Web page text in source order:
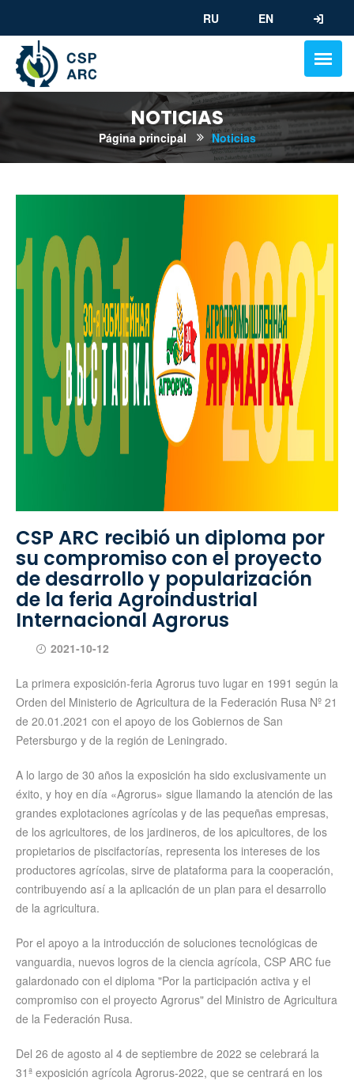
RU EN
NOTICIAS
Página principal Noticias
CSP ARC recibió un diploma por
su compromiso con el proyecto
de desarrollo y popularización
de la feria Agroindustrial
Internacional Agrorus
2021-10-12
La primera exposición-feria Agrorus tuvo lugar en 1991 según la
Orden del Ministerio de Agricultura de la Federación Rusa Nº 21
de 20.01.2021 con el apoyo de los Gobiernos de San
Petersburgo y de la región de Leningrado.
A lo largo de 30 años la exposición ha sido exclusivamente un
éxito, y hoy en día «Agrorus» sigue llamando la atención de las
grandes explotaciones agrícolas y de las pequeñas empresas,
de los agricultores, de los jardineros, de los apicultores, de los
propietarios de piscifactorías, representa los intereses de los
productores agrícolas, sirve de plataforma para la cooperación,
contribuyendo así a la aplicación de un plan para el desarrollo
de la agricultura.
Por el apoyo a la introducción de soluciones tecnológicas de
vanguardia, nuevos logros de la ciencia agrícola, CSP ARC fue
galardonado con el diploma "Por la participación activa y el
compromiso con el proyecto Agrorus" del Ministro de Agricultura
de la Federación Rusa.
Del 26 de agosto al 4 de septiembre de 2022 se celebrará la
31ª exposición agrícola Agrorus-2022, que se centrará en los